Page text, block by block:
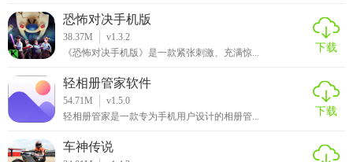
恐怖对决手机版
38.37M
v1.3.2
《恐怖对决手机版》是一款紧张刺激、充满惊...
下载
轻相册管家软件
54.71M
v1.5.0
轻相册管家是一款专为手机用户设计的相册管...
下载
车神传说